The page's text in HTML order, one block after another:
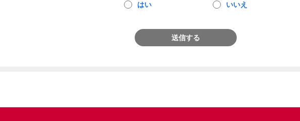
はい いいえ
送信する